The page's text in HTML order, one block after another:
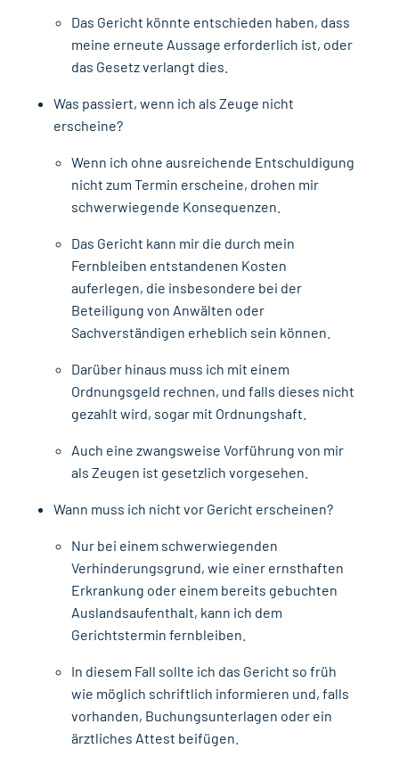
Das Gericht könnte entschieden haben, dass
meine erneute Aussage erforderlich ist, oder
das Gesetz verlangt dies.
Was passiert, wenn ich als Zeuge nicht
erscheine?
Wenn ich ohne ausreichende Entschuldigung
nicht zum Termin erscheine, drohen mir
schwerwiegende Konsequenzen.
Das Gericht kann mir die durch mein
Fernbleiben entstandenen Kosten
auferlegen, die insbesondere bei der
Beteiligung von Anwälten oder
Sachverständigen erheblich sein können.
Darüber hinaus muss ich mit einem
Ordnungsgeld rechnen, und falls dieses nicht
gezahlt wird, sogar mit Ordnungshaft.
Auch eine zwangsweise Vorführung von mir
als Zeugen ist gesetzlich vorgesehen.
Wann muss ich nicht vor Gericht erscheinen?
Nur bei einem schwerwiegenden
Verhinderungsgrund, wie einer ernsthaften
Erkrankung oder einem bereits gebuchten
Auslandsaufenthalt, kann ich dem
Gerichtstermin fernbleiben.
In diesem Fall sollte ich das Gericht so früh
wie möglich schriftlich informieren und, falls
vorhanden, Buchungsunterlagen oder ein
ärztliches Attest beifügen.